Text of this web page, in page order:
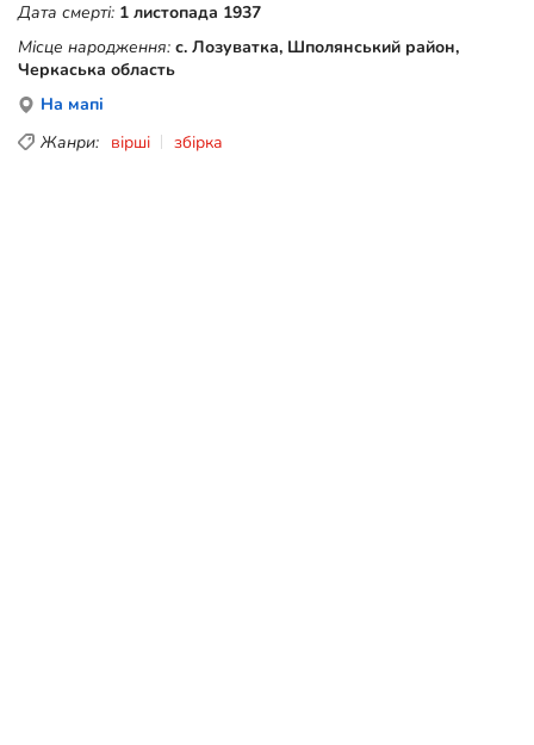
Дата смерті: 1 листопада 1937
Місце народження: с. Лозуватка, Шполянський район,
Черкаська область
На мапі
Жанри: вірші збірка